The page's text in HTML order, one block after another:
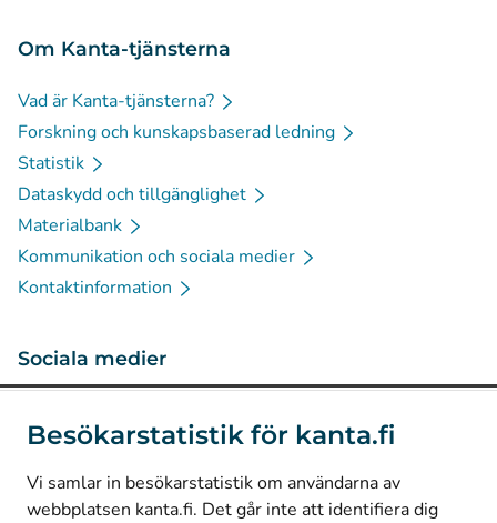
Besökarstatistik för kanta.fi
Vi samlar in besökarstatistik om användarna av
webbplatsen kanta.fi. Det går inte att identifiera dig
Om Kanta-tjänsterna
Vad är Kanta-tjänsterna?
Forskning och kunskapsbaserad ledning
Statistik
Dataskydd och tillgänglighet
Materialbank
Kommunikation och sociala medier
Kontaktinformation
Sociala medier
LinkedIn(Avautuu uuteen välilehteen)
Facebook
Avautuu uuteen välilehteen)